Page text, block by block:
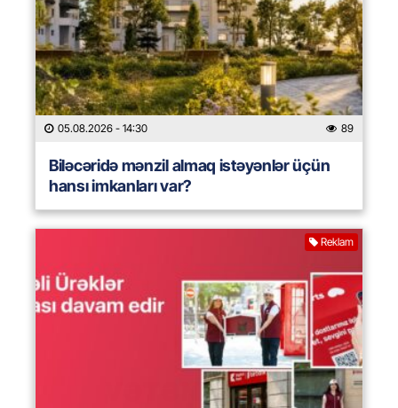
05.08.2026 - 14:30 89
Biləcəridə mənzil almaq istəyənlər üçün
hansı imkanları var?
Reklam